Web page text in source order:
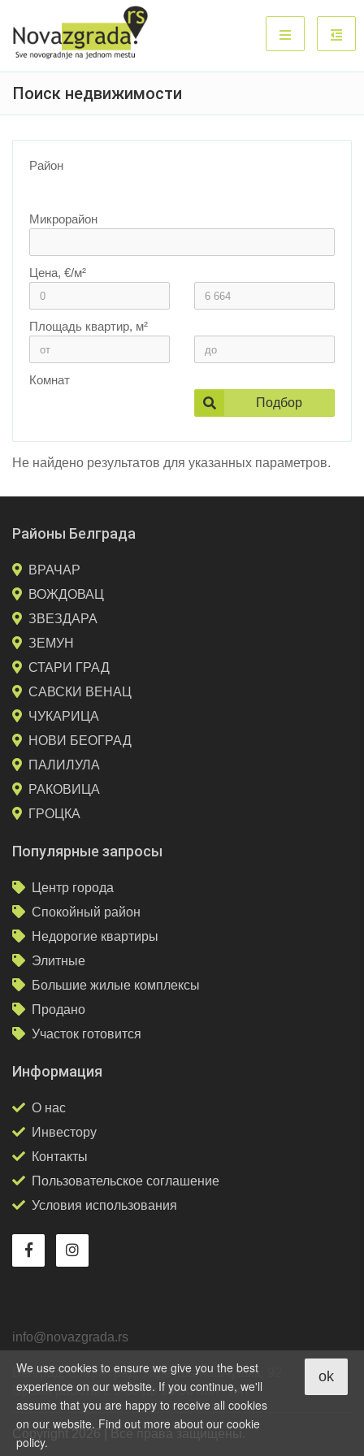
Поиск недвижимости
Район
Микрорайон
Цена, €/м²
Площадь квартир, м²
Комнат
Подбор
Не найдено результатов для указанных параметров.
Районы Белграда
ВРАЧАР
ВОЖДОВАЦ
ЗВЕЗДАРА
ЗЕМУН
СТАРИ ГРАД
САВСКИ ВЕНАЦ
ЧУКАРИЦА
НОВИ БЕОГРАД
ПАЛИЛУЛА
РАКОВИЦА
ГРОЦКА
Популярные запросы
Центр города
Спокойный район
Недорогие квартиры
Элитные
Большие жилые комплексы
Продано
Участок готовится
Информация
О нас
Инвестору
Контакты
Пользовательское соглашение
Условия использования
info@novazgrada.rs
Белград, Стари град,Тадеуша Кошчушка, 92
Время работы с 9-00 до 18-00 пон - пят
We use cookies to ensure we give you the best
experience on our website. If you continue, we'll
assume that you are happy to receive all cookies
on our website. Find out more about our cookie
policy.
ok